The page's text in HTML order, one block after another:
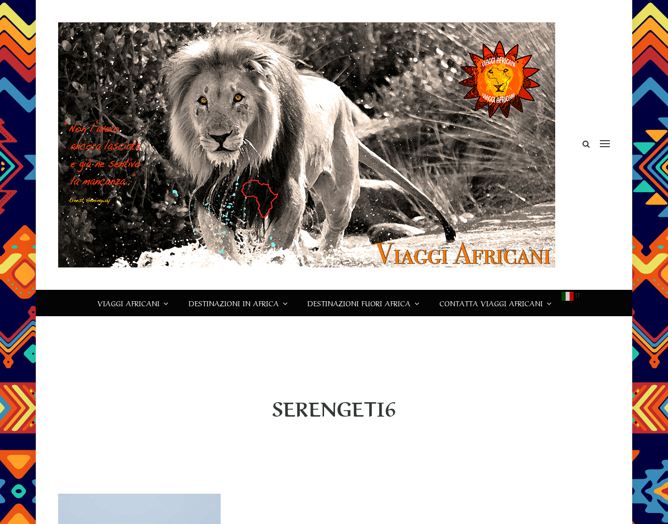
VIAGGI AFRICANI DESTINAZIONI IN AFRICA DESTINAZIONI FUORI AFRICA CONTATTA VIAGGI AFRICANI
IT
SERENGETI6